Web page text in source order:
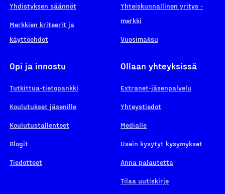
Yhdistyksen säännöt
Merkkien kriteerit ja
käyttöehdot
Yhteiskunnallinen yritys -
merkki
Vuosimaksu
Opi ja innostu
Tutkittua-tietopankki
Koulutukset jäsenille
Koulutustallenteet
Blogit
Tiedotteet
Ollaan yhteyksissä
Extranet-jäsenpalvelu
Yhteystiedot
Medialle
Usein kysytyt kysymykset
Anna palautetta
Tilaa uutiskirje